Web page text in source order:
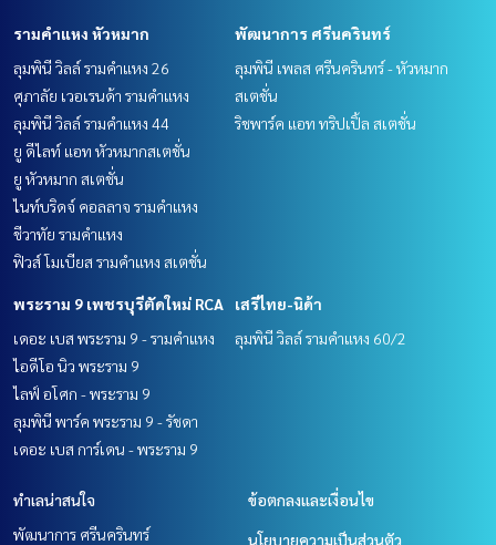
รามคำแหง หัวหมาก
ลุมพินี วิลล์ รามคำแหง 26
ศุภาลัย เวอเรนด้า รามคำแหง
ลุมพินี วิลล์ รามคำแหง 44
ยู ดีไลท์ แอท หัวหมากสเตชั่น
ยู หัวหมาก สเตชั่น
ไนท์บริดจ์ คอลลาจ รามคำแหง
ชีวาทัย รามคำแหง
ฟิวส์ โมเบียส รามคำแหง สเตชั่น
พัฒนาการ ศรีนครินทร์
ลุมพินี เพลส ศรีนครินทร์ - หัวหมาก
สเตชั่น
ริชพาร์ค แอท ทริปเปิ้ล สเตชั่น
พระราม 9 เพชรบุรีตัดใหม่ RCA
เดอะ เบส พระราม 9 - รามคำแหง
ไอดีโอ นิว พระราม 9
ไลฟ์ อโศก - พระราม 9
ลุมพินี พาร์ค พระราม 9 - รัชดา
เดอะ เบส การ์เดน - พระราม 9
เสรีไทย-นิด้า
ลุมพินี วิลล์ รามคำแหง 60/2
ทำเลน่าสนใจ
พัฒนาการ ศรีนครินทร์
ข้อตกลงและเงื่อนไข
นโยบายความเป็นส่วนตัว